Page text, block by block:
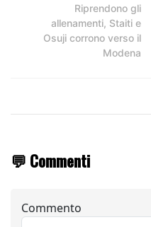
Riprendono gli
allenamenti, Staiti e
Osuji corrono verso il
Modena
💬 Commenti